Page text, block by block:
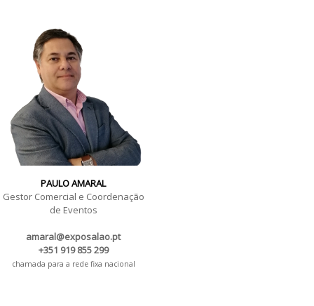
PAULO AMARAL
Gestor Comercial e Coordenação
de Eventos
amaral@exposalao.pt
+351 919 855 299
chamada para a rede fixa nacional